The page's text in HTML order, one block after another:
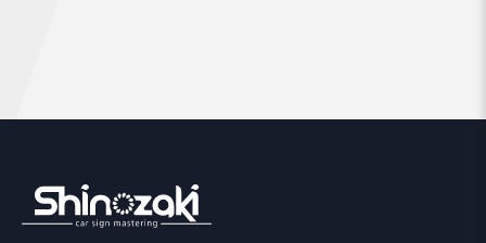
れかに該当する場合を除き、個人情報を第三者に開示いたしません。お
ことが必要である場合